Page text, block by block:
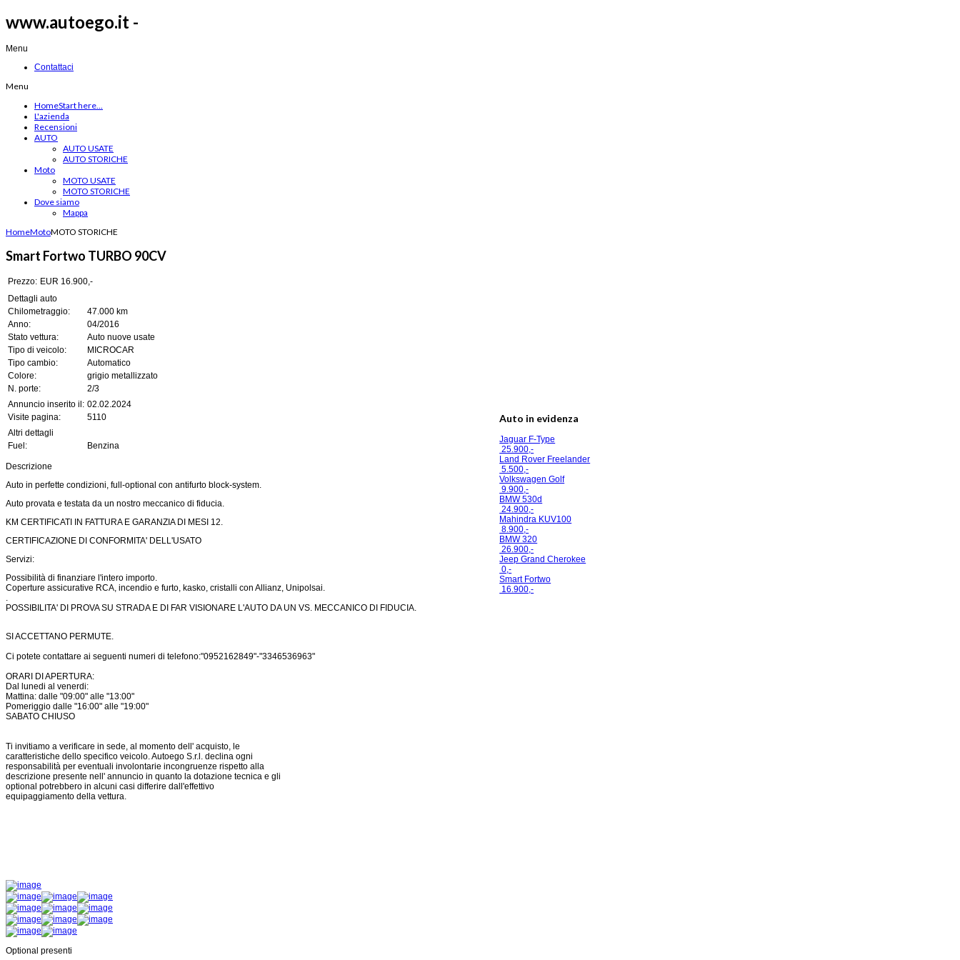
www.autoego.it -
Menu
Contattaci
Menu
HomeStart here...
L'azienda
Recensioni
AUTO
AUTO USATE
AUTO STORICHE
Moto
MOTO USATE
MOTO STORICHE
Dove siamo
Mappa
HomeMotoMOTO STORICHE
Smart Fortwo TURBO 90CV
Prezzo: EUR 16.900,-
Dettagli auto
Chilometraggio:
47.000 km
Anno:
04/2016
Stato vettura:
Auto nuove usate
Tipo di veicolo:
MICROCAR
Tipo cambio:
Automatico
Colore:
grigio metallizzato
N. porte:
2/3
Annuncio inserito il: 02.02.2024
Visite pagina:
5110
Altri dettagli
Fuel:
Benzina
Descrizione
Auto in perfette condizioni, full-optional con antifurto block-system.
Auto provata e testata da un nostro meccanico di fiducia.
KM CERTIFICATI IN FATTURA E GARANZIA DI MESI 12.
CERTIFICAZIONE DI CONFORMITA' DELL'USATO
Servizi:
Possibilità di finanziare l'intero importo.
Coperture assicurative RCA, incendio e furto, kasko, cristalli con Allianz, Unipolsai.
.
POSSIBILITA' DI PROVA SU STRADA E DI FAR VISIONARE L'AUTO DA UN VS. MECCANICO DI FIDUCIA.
SI ACCETTANO PERMUTE.
Ci potete contattare ai seguenti numeri di telefono:"0952162849"-"3346536963"
ORARI DI APERTURA:
Dal lunedi al venerdi:
Mattina: dalle "09:00" alle "13:00"
Pomeriggio dalle "16:00" alle "19:00"
SABATO CHIUSO
Ti invitiamo a verificare in sede, al momento dell' acquisto, le
caratteristiche dello specifico veicolo. Autoego S.r.l. declina ogni
responsabilità per eventuali involontarie incongruenze rispetto alla
descrizione presente nell' annuncio in quanto la dotazione tecnica e gli
optional potrebbero in alcuni casi differire dall'effettivo
equipaggiamento della vettura.
Optional presenti
Auto in evidenza
Jaguar F-Type
25.900,-
Land Rover Freelander
5.500,-
Volkswagen Golf
9.900,-
BMW 530d
24.900,-
Mahindra KUV100
8.900,-
BMW 320
26.900,-
Jeep Grand Cherokee
0,-
Smart Fortwo
16.900,-